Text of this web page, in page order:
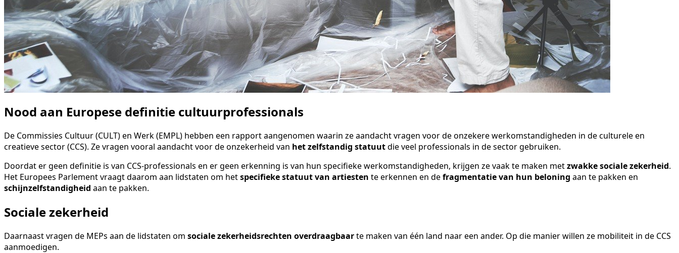
Nood aan Europese definitie cultuurprofessionals
De Commissies Cultuur (CULT) en Werk (EMPL) hebben een rapport aangenomen waarin ze aandacht vragen voor de onzekere werkomstandigheden in de culturele en
creatieve sector (CCS). Ze vragen vooral aandacht voor de onzekerheid van het zelfstandig statuutdie veel professionals in de sector gebruiken.
Doordat er geen definitie is van CCS-professionals en er geen erkenning is van hun specifieke werkomstandigheden, krijgen ze vaak te maken metzwakke sociale zekerheid.
Het Europees Parlement vraagt daarom aan lidstaten om hetspecifieke statuut van artiesten te erkennen en defragmentatie van hun beloning aan te pakken en
schijnzelfstandigheid aan te pakken.
Sociale zekerheid
Daarnaast vragen de MEPs aan de lidstaten om sociale zekerheidsrechten overdraagbaarte maken van één land naar een ander. Op die manier willen ze mobiliteit in de CCS
aanmoedigen.